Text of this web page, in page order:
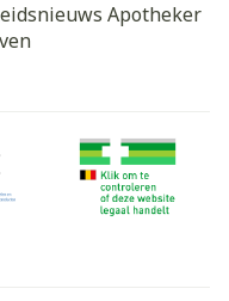
Apotheker